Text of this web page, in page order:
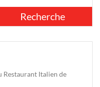
Recherche
Restaurant Italien de